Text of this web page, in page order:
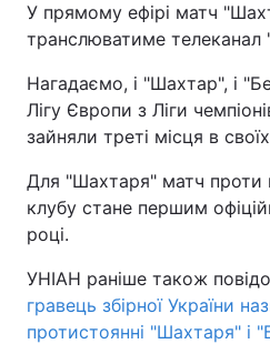
Послуги
У прямому ефірі матч
транслюватиме телеканал
Нагадаємо, і "Шахтар", і
Лігу Європи з Ліги
зайняли треті місця в
Для "Шахтаря" матч проти
клубу стане першим
році.
УНІАН раніше також
гравець збірної України
протистоянні "Шахтаря" і